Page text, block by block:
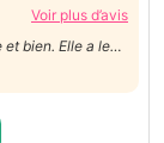
Voir plus d’avis
bien. Elle a le
satisfaite du